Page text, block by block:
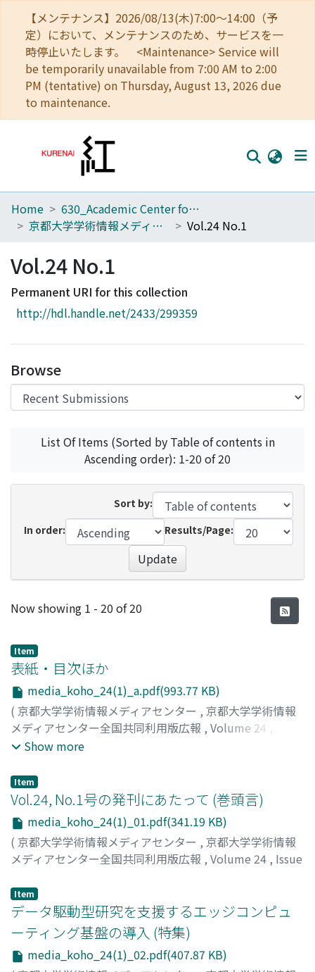
【メンテナンス】2026/08/13(木)7:00～14:00（予
定）において、メンテナンスのため、サービスを一
時停止いたします。 <Maintenance> Service will
be temporarily unavailable from 7:00 AM to 2:00
PM (tentative) on Thursday, August 13, 2026 due
to maintenance.
Home
Browse
Download Ranking
Access Statistics
Home
630_Academic Center for Computing and Media Studies
京都大学学術情報メディアセンター 全国共同利用版広報
Vol.24 No.1
Vol.24 No.1
Permanent URI for this collection
http://hdl.handle.net/2433/299359
Browse
List Of Items (Sorted by Table of contents in
Ascending order): 1-20 of 20
Sort by:
In order:
Results/Page:
Update
Recent Submissions
Now showing 1 - 20 of 20
Item
表紙・目次ほか
media_koho_24(1)_a.pdf(993.77 KB)
( 京都大学学術情報メディアセンター , 京都大学学術情報
メディアセンター全国共同利用版広報 , Volume 24
1,2026 )
Show more
Item
Vol.24, No.1号の発刊にあたって (巻頭言)
media_koho_24(1)_01.pdf(341.19 KB)
( 京都大学学術情報メディアセンター , 京都大学学術情報
メディアセンター全国共同利用版広報 , Volume 24 , Issue
岩下, 武史
Item
データ駆動型研究を支援するエッジコンピュ
ーティング基盤の導入 (特集)
media_koho_24(1)_02.pdf(407.87 KB)